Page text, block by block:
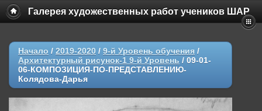
Галерея художественных работ учеников ШАР
Начало / 2019-2020 / 9-й Уровень обучения /
Архитектурный рисунок-1 9-й Уровень / 09-01-
06-КОМПОЗИЦИЯ-ПО-ПРЕДСТАВЛЕНИЮ-
Колядова-Дарья